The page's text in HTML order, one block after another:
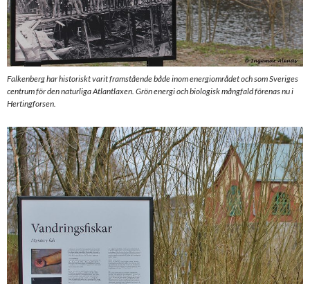
Falkenberg har historiskt varit framstående både inom energiområdet och som Sveriges
centrum för den naturliga Atlantlaxen. Grön energi och biologisk mångfald förenas nu i
Hertingforsen.